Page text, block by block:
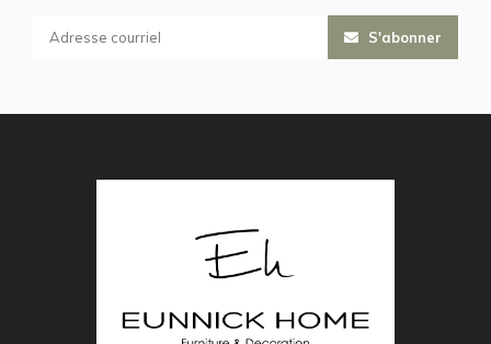
S'abonner